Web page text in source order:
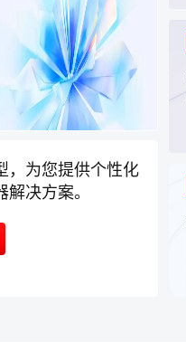
，为您提供个性化
决方案。